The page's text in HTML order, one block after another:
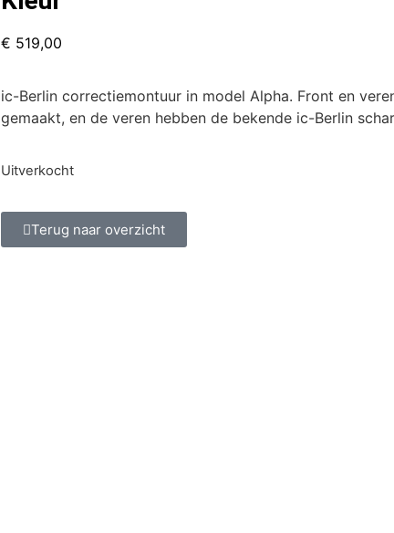
€ 519,00
ic-Berlin correctiemontuur in model Alpha. Front en
gemaakt, en de veren hebben de bekende ic-Berlin
Uitverkocht
Terug naar overzicht